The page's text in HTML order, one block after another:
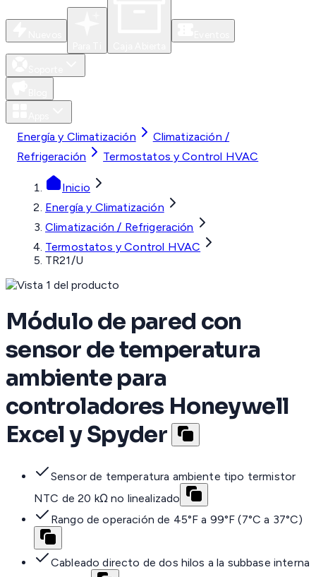
Energía y Climatización
Climatización /
Refrigeración
Termostatos y Control HVAC
Inicio
Energía y Climatización
Climatización / Refrigeración
Termostatos y Control HVAC
TR21/U
Módulo de pared con
sensor de temperatura
ambiente para
controladores Honeywell
Excel y Spyder
Sensor de temperatura ambiente tipo termistor
NTC de 20 kΩ no linealizado
Rango de operación de 45°F a 99°F (7°C a 37°C)
Cableado directo de dos hilos a la subbase interna